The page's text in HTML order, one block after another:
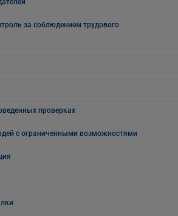
за соблюдением трудового
проверках
с ограниченными возможностями